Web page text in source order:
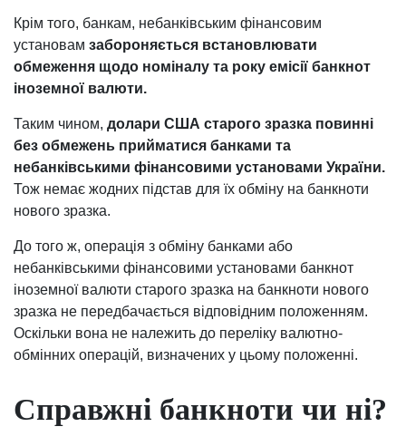
Крім того, банкам, небанківським фінансовим
установам забороняється встановлювати
обмеження щодо номіналу та року емісії банкнот
іноземної валюти.
Таким чином, долари США старого зразка повинні
без обмежень прийматися банками та
небанківськими фінансовими установами України.
Тож немає жодних підстав для їх обміну на банкноти
нового зразка.
До того ж, операція з обміну банками або
небанківськими фінансовими установами банкнот
іноземної валюти старого зразка на банкноти нового
зразка не передбачається відповідним положенням.
Оскільки вона не належить до переліку валютно-
обмінних операцій, визначених у цьому положенні.
Справжні банкноти чи ні?